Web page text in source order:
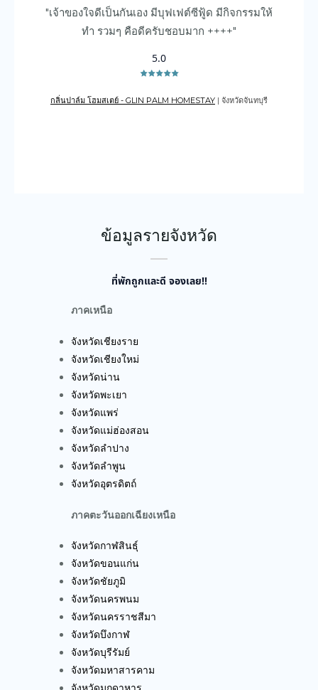
"เจ้าของใจดีเป็นกันเอง มีบุฟเฟต์ซีฟู้ด มีกิจกรรมให้
ทำ รวมๆ คือดีครับชอบมาก ++++"
5.0
กลิ่นปาล์ม โฮมสเตย์ - GLIN PALM HOMESTAY | จังหวัดจันทบุรี
ข้อมูลรายจังหวัด
ที่พักถูกและดี จองเลย!!
ภาคเหนือ
จังหวัดเชียงราย
จังหวัดเชียงใหม่
จังหวัดน่าน
จังหวัดพะเยา
จังหวัดแพร่
จังหวัดแม่ฮ่องสอน
จังหวัดลำปาง
จังหวัดลำพูน
จังหวัดอุตรดิตถ์
ภาคตะวันออกเฉียงเหนือ
จังหวัดกาฬสินธุ์
จังหวัดขอนแก่น
จังหวัดชัยภูมิ
จังหวัดนครพนม
จังหวัดนครราชสีมา
จังหวัดบึงกาฬ
จังหวัดบุรีรัมย์
จังหวัดมหาสารคาม